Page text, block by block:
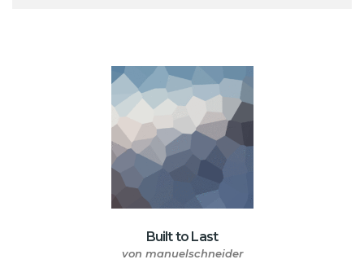
Built to Last
von manuelschneider